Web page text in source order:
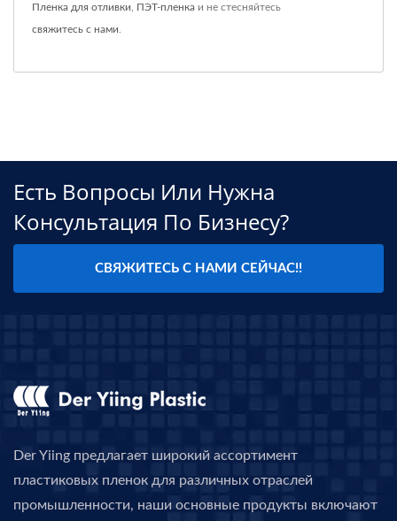
Пленка для отливки ПЭТ-пленка и не стесняйтесь
свяжитесь с нами
Есть Вопросы Или Нужна
Консультация По Бизнесу?
СВЯЖИТЕСЬ С НАМИ СЕЙЧАС!!
Der Yiing предлагает широкий ассортимент
пластиковых пленок для различных отраслей
промышленности, наши основные продукты включают